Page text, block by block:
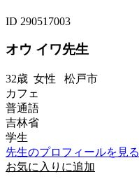
ID 290517003
オウ イワ先生
32歳 女性 松戸市
カフェ
普通語
吉林省
学生
先生のプロフィールを見る
お気に入りに追加